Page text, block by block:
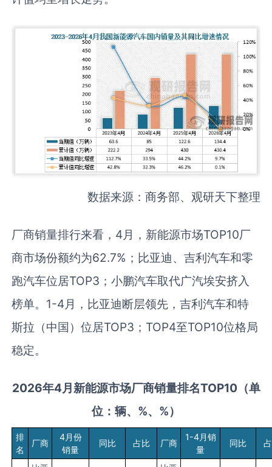
数据来源：商务部、观研天下整理
厂商销量排行来看，4月，新能源市场TOP10厂
商市场份额约为62.7%；比亚迪、吉利汽车和零
跑汽车位居TOP3；小鹏汽车取代广汽埃安挤入
榜单。1-4月，比亚迪断层领先，吉利汽车和特
斯拉（中国）位居TOP3；TOP4至TOP10位格局
稳定。
2026年4月新能源市场厂商销量排名TOP10（单
位：辆、 %、%）
排
名
厂商
4月份
销量
同比 占比 厂商
1-4月销
量
同比